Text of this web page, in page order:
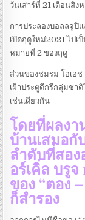
วันเสาร์ที่ 21 เดือนสิง
การประลองบอลลจูปิ
เปิดฤดูใหม่2021 ไปเ
หมายที่ 2 ของฤดู
ส่วนของชมรม โอเอช
เฝ้าประตูดีกรีกลุ่มชา
เช่นเดียวกัน
โดยที่ผลงา
บ้านเสมอกั
ลำดับที่สอง
อร์เคิ่ล บรู
ของ “ตอง
ก็สำรอง